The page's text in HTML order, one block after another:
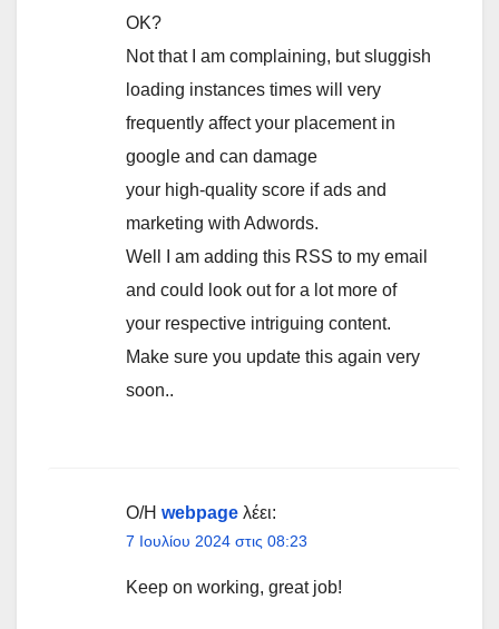
OK?
Not that I am complaining, but sluggish
loading instances times will very
frequently affect your placement in
google and can damage
your high-quality score if ads and
marketing with Adwords.
Well I am adding this RSS to my email
and could look out for a lot more of
your respective intriguing content.
Make sure you update this again very
soon..
Ο/Η webpage λέει:
7 Ιουλίου 2024 στις 08:23
Keep on working, great job!